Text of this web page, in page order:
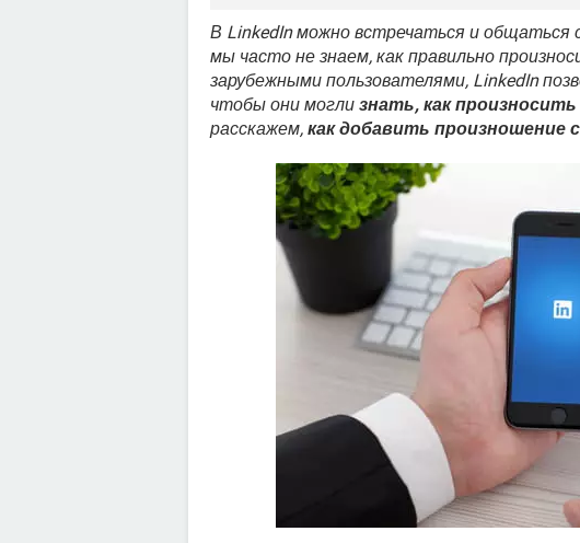
В LinkedIn можно встречаться и общаться
мы часто не знаем, как правильно
зарубежными пользователями, LinkedIn
чтобы они могли знать, как
расскажем, как добавить произношение